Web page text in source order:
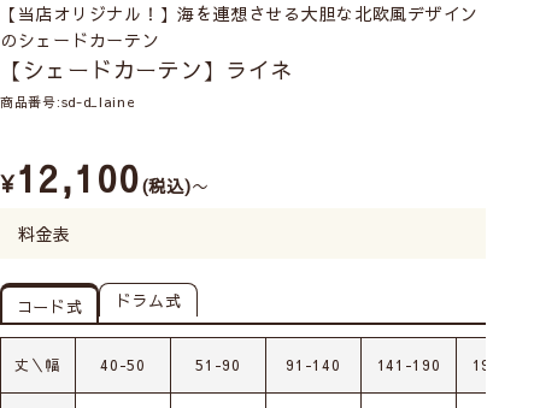
【当店オリジナル！】海を連想させる大胆な北欧風デザイン
のシェードカーテン
【シェードカーテン】ライネ
商品番号 sd-d_laine
¥12,100 税込 〜
料金表
コード式 ドラム式
丈＼幅 40-50 51-90 91-140 141-190 191-240